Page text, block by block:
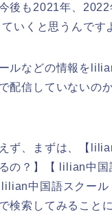
後も2021年、2022
いくと思うんです
ルなどの情報を
配信していないの
ず、まずは、【
の？】【 lilian中国
中国語スクール
検索してみること